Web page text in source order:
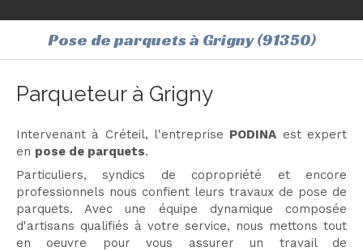
Pose de parquets à Grigny (91350)
Parqueteur à Grigny
Intervenant à Créteil, l'entreprise PODINA est expert
en pose de parquets.
Particuliers, syndics de copropriété et encore
professionnels nous confient leurs travaux de pose de
parquets. Avec une équipe dynamique composée
d'artisans qualifiés à votre service, nous mettons tout
en oeuvre pour vous assurer un travail de